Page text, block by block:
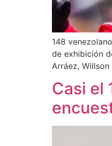
148
de exhibición
Arráez,
Casi el